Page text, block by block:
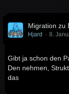
Migration zu
Hjard 8.
Gibt ja schon den
Den nehmen,
das